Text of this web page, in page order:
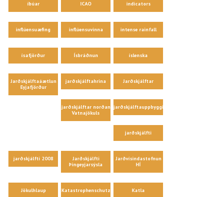
íbúar ICAO indicators
inflúensuæfing inflúensuvinna intense rainfall
ísafjörður Ísbráðnun íslenska
Jarðskjálftaáætlun
Eyjafjörður
jarðskjálftahrina Jarðskjálftar
jarðskjálftar norðan
Vatnajökuls
jarðskjálftauppbygging
jarðskjálfti
jarðskjálfti 2008
Jarðskjálfti
Þingeyjarsýsla
Jarðvísindastofnun
HÍ
Jökulhlaup Katastrophenschutz Katla